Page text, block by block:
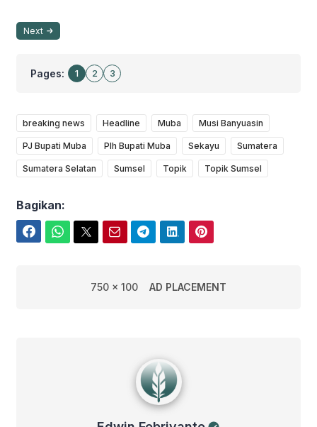
Next
Pages: 1 2 3
breaking news Headline Muba Musi Banyuasin
PJ Bupati Muba Plh Bupati Muba Sekayu Sumatera
Sumatera Selatan Sumsel Topik Topik Sumsel
Bagikan:
750 x 100 AD PLACEMENT